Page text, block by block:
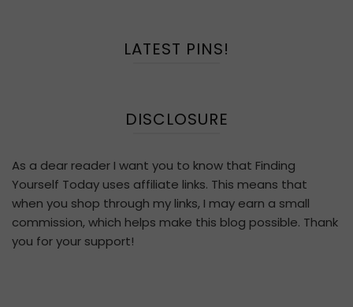
LATEST PINS!
DISCLOSURE
As a dear reader I want you to know that Finding
Yourself Today uses affiliate links. This means that
when you shop through my links, I may earn a small
commission, which helps make this blog possible. Thank
you for your support!